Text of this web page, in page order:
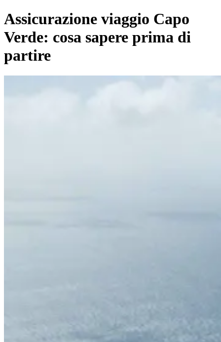
Assicurazione viaggio Capo
Verde: cosa sapere prima di
partire